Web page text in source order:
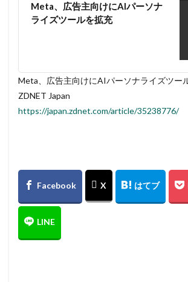
Meta、広告主向けにAIパーソナ
ライズツールを拡充
Meta、広告主向けにAIパーソナライズツー
ZDNET Japan
https://japan.zdnet.com/article/35238776/